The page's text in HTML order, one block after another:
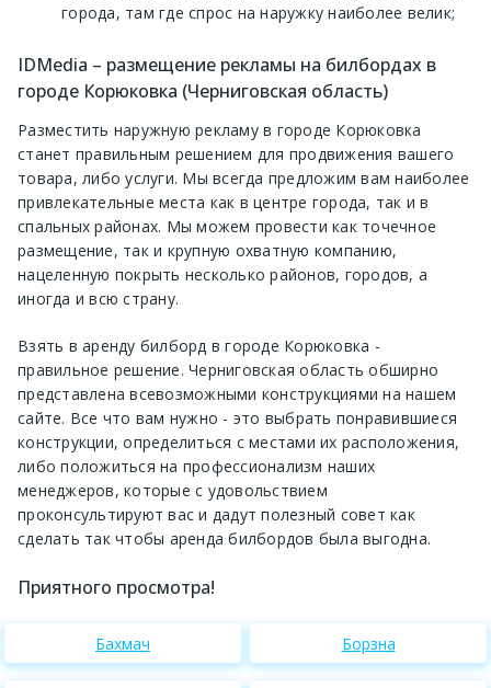
города, там где спрос на наружку наиболее велик;
IDMedia – размещение рекламы на билбордах в
городе Корюковка (Черниговская область)
Разместить наружную рекламу в городе Корюковка
станет правильным решением для продвижения вашего
товара, либо услуги. Мы всегда предложим вам наиболее
привлекательные места как в центре города, так и в
спальных районах. Мы можем провести как точечное
размещение, так и крупную охватную компанию,
нацеленную покрыть несколько районов, городов, а
иногда и всю страну.
Взять в аренду билборд в городе Корюковка -
правильное решение. Черниговская область обширно
представлена всевозможными конструкциями на нашем
сайте. Все что вам нужно - это выбрать понравившиеся
конструкции, определиться с местами их расположения,
либо положиться на профессионализм наших
менеджеров, которые с удовольствием
проконсультируют вас и дадут полезный совет как
сделать так чтобы аренда билбордов была выгодна.
Приятного просмотра!
Бахмач Борзна